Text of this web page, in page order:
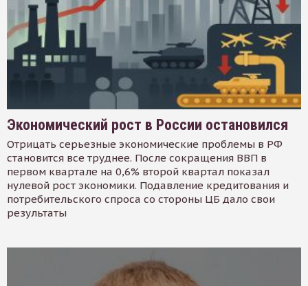
Экономический рост в России остановился
Отрицать серьезные экономические проблемы в РФ
становится все труднее. После сокращения ВВП в
первом квартале на 0,6% второй квартал показал
нулевой рост экономики. Подавление кредитования и
потребительского спроса со стороны ЦБ дало свои
результаты